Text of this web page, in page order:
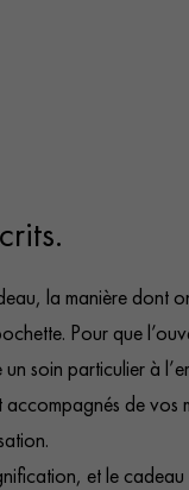
la manière dont
Pour que
soin particulier à
de vos
et le cadeau